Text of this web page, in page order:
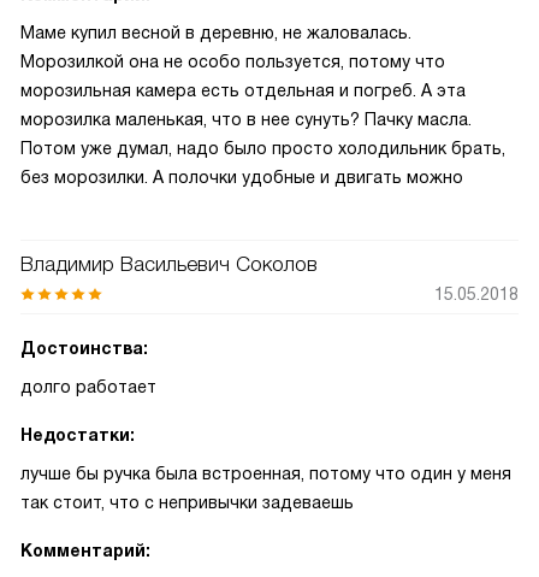
Маме купил весной в деревню, не жаловалась.
Морозилкой она не особо пользуется, потому что
морозильная камера есть отдельная и погреб. А эта
морозилка маленькая, что в нее сунуть? Пачку масла.
Потом уже думал, надо было просто холодильник брать,
без морозилки. А полочки удобные и двигать можно
Владимир Васильевич Соколов
15.05.2018
Достоинства:
долго работает
Недостатки:
лучше бы ручка была встроенная, потому что один у меня
так стоит, что с непривычки задеваешь
Комментарий: